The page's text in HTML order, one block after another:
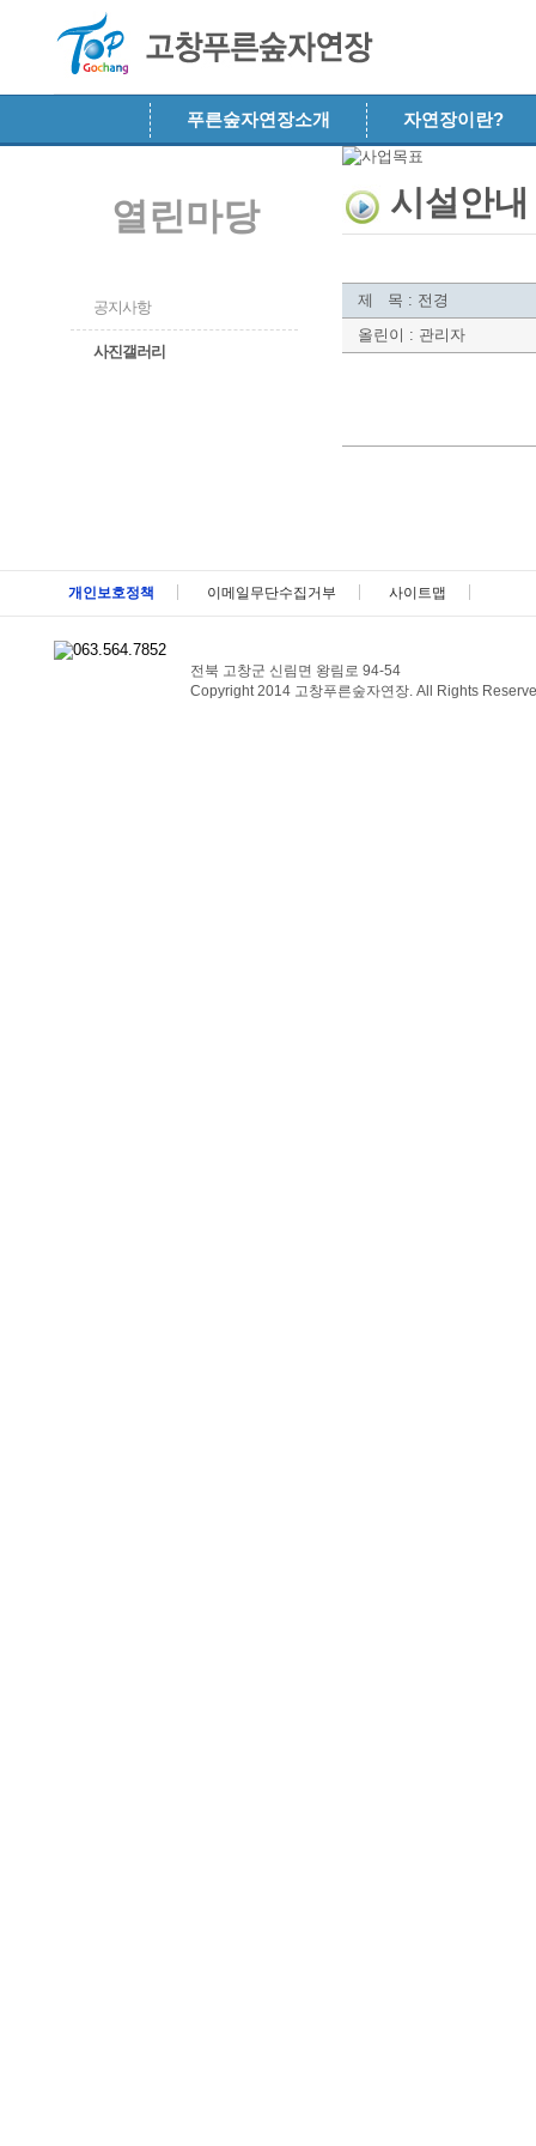
푸른숲자연장소개 자연장이란?
시설안내
제 목 : 전경
올린이 : 관리자
열린마당
공지사항
사진갤러리
개인보호정책 이메일무단수집거부 사이트맵
전북 고창군 신림면 왕림로 94-54
Copyright 2014 고창푸른숲자연장. All Rights